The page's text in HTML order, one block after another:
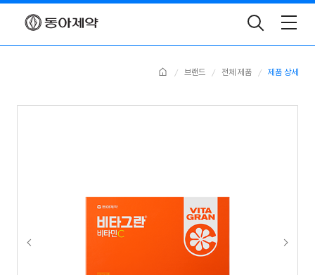
Toggle
Search
Home 브랜드 전체 제품 제품 상세